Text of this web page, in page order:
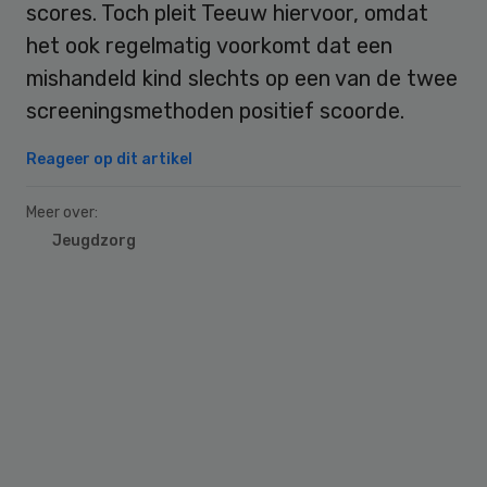
scores. Toch pleit Teeuw hiervoor, omdat
het ook regelmatig voorkomt dat een
mishandeld kind slechts op een van de twee
screeningsmethoden positief scoorde.
Reageer op dit artikel
Meer over:
Jeugdzorg